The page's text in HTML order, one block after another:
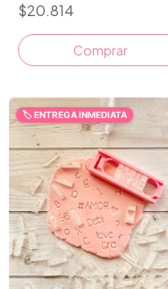
$20.814
🏷️ ENTREGA INMEDIATA